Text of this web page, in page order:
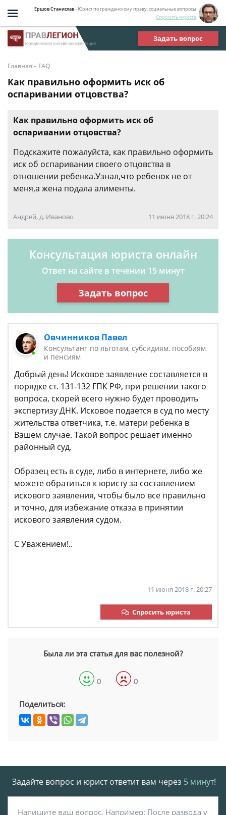
Ершов Станислав- Юрист по гражданскому праву, социальные вопросы
Спросить юриста
Задать вопрос
Главная - FAQ
Как правильно оформить иск об
оспаривании отцовства?
Как правильно оформить иск об
оспаривании отцовства?
Подскажите пожалуйста, как правильно оформить
иск об оспаривании своего отцовства в
отношении ребенка.Узнал,что ребенок не от
меня,а жена подала алименты.
Андрей, д. Иваново 11 июня 2018 г. 20:24
Консультация юриста онлайн
Ответ на сайте в течении 15 минут
Задать вопрос
Овчинников Павел
Консультант по льготам, субсидиям, пособиям
и пенсиям
Добрый день! Исковое заявление составляется в
порядке ст. 131-132 ГПК РФ, при решении такого
вопроса, скорей всего нужно будет проводить
экспертизу ДНК. Исковое подается в суд по месту
жительства ответчика, т.е. матери ребенка в
Вашем случае. Такой вопрос решает именно
районный суд.
Образец есть в суде, либо в интернете, либо же
можете обратиться к юристу за составлением
искового заявления, чтобы было все правильно
и точно, для избежание отказа в принятии
искового заявления судом.
С Уважением!..
11 июня 2018 г. 20:27
Спросить юриста
Была ли эта статья для вас полезной?
0 0
Поделиться:
Задайте вопрос и юрист ответит вам через 5 минут!